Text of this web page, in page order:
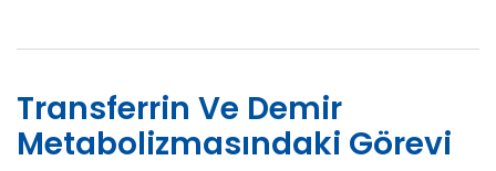
Transferrin Ve Demir
Metabolizmasındaki Görevi